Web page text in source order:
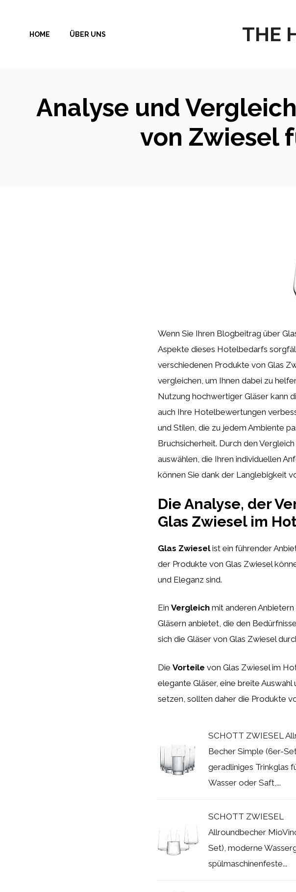
springen
THE
HOME ÜBER UNS
Analyse und
von Zwiesel
Wenn Sie Ihren Blogbeitrag über
Aspekte dieses Hotelbedarfs
verschiedenen Produkte von Glas
vergleichen, um Ihnen dabei zu
Nutzung hochwertiger Gläser kann
auch Ihre Hotelbewertungen
und Stilen, die zu jedem Ambiente
Bruchsicherheit. Durch den
auswählen, die Ihren individuellen
können Sie dank der Langlebigkeit
Die Analyse, der
Glas Zwiesel im
Glas Zwieselist ein führender
der Produkte von Glas Zwiesel
und Eleganz sind.
Ein Vergleich mit anderen
Gläsern anbietet, die den
sich die Gläser von Glas Zwiesel
Die Vorteile von Glas Zwiesel im
elegante Gläser, eine breite
setzen, sollten daher die Produkte
SCHOTT ZWIESEL
Becher Simple (6er-
geradliniges Trinkglas
Wasser oder Saft,...
SCHOTT ZWIESEL
Allroundbecher
Set), moderne
spülmaschinenfeste...